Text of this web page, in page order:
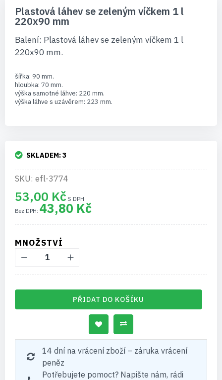
začátek
galerie
obrázky
Plastová láhev se zeleným víčkem 1 l
220x90 mm
Balení: Plastová láhev se zeleným víčkem 1 l
220x90 mm.
šířka: 90 mm.
hloubka: 70 mm.
výška samotné láhve: 220 mm.
výška láhve s uzávěrem: 223 mm.
SKLADEM:3
SKU: efl-3774
53,00 Kč
43,80 Kč
MNOŽSTVÍ
PŘIDAT DO KOŠÍKU
14 dní na vrácení zboží – záruka vrácení
peněz
Potřebujete pomoct? Napište nám, rádi